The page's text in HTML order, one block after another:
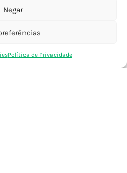
Negar
Política de Privacidade
MAIS
de Privacidade
e Condições